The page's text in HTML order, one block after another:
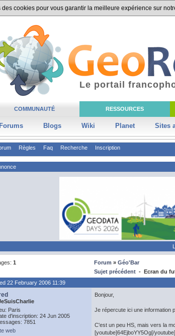
des cookies pour vous garantir la meilleure expérience sur
COMMUNAUTÉ RESSOURCES
Forums Blogs Wiki Planet Sites
Le portail
Règles Faq Recherche Inscription
1 Forum » Géo'Bar
Sujet précédent - Ecran du
22 February 2006 11:39
Paris
d'inscription: 24 Jun 2005
7851
web
Bonjour,
Je répercute ici une information
C'est un peu HS, mais vers la
[youtube]64EjboYY5Og[/youtube]